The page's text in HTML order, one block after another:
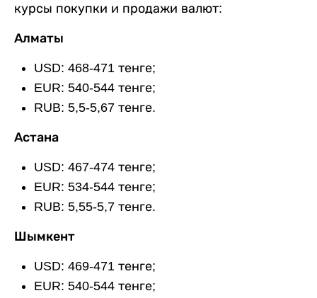
курсы покупки и продажи валют:
Алматы
USD: 468-471 тенге;
EUR: 540-544 тенге;
RUB: 5,5-5,67 тенге.
Астана
USD: 467-474 тенге;
EUR: 534-544 тенге;
RUB: 5,55-5,7 тенге.
Шымкент
USD: 469-471 тенге;
EUR: 540-544 тенге;